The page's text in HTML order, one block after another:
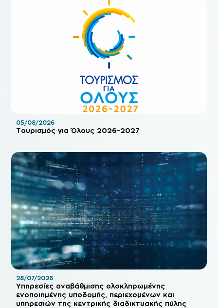
Τουρισμός για Όλους 2026-2027
05/08/2026
Υπηρεσίες αναβάθμισης ολοκληρωμένης
ενοποιημένης υποδομής, περιεχομένων και
υπηρεσιών της κεντρικής διαδικτυακής πύλης
28/07/2026